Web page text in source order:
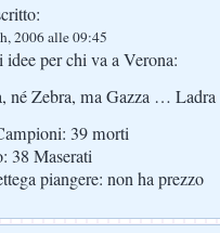
2006 alle 09:45
per chi va a Verona:
né Zebra, ma Gazza … Ladra
39 morti
38 Maserati
piangere: non ha prezzo